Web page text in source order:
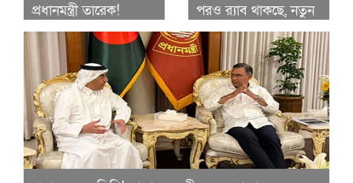
প্রধানমন্ত্রী তারেক!
বেইজিংয়ের বড় আমন্ত্রণে
নতুন যুগের সম্পর্ক
পরও র‍্যাব থাকছে, নতুন
আইনে জবাবদিহিমূলক
শক্তিশালী বাহিনী গড়তে
চায় সরকার